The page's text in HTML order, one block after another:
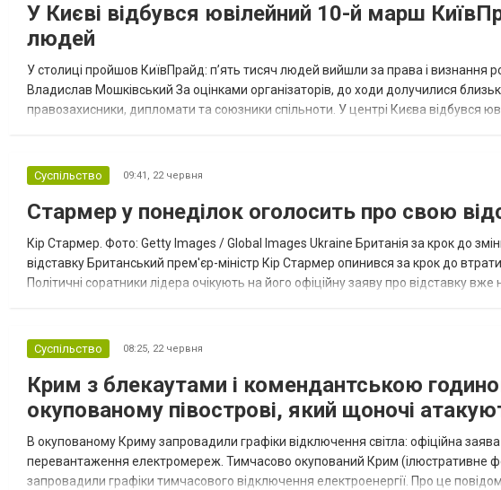
У Києві відбувся ювілейний 10-й марш
людей
У столиці пройшов КиївПрайд: п’ять тисяч людей вийшли за права і
Владислав Мошківський За оцінками організаторів, до ходи долучилися
правозахисники, дипломати та союзники спільноти. У центрі Києва відбувся
Суспільство 09:41, 22 червня
Стармер у понеділок оголосить про свою
Кір Стармер. Фото: Getty Images / Global Images Ukraine Британія за крок до
відставку Британський прем'єр-міністр Кір Стармер опинився за крок до
Політичні соратники лідера очікують на його офіційну заяву про відставку
Суспільство 08:25, 22 червня
Крим з блекаутами і комендантською
окупованому півострові, який щоночі
В окупованому Криму запровадили графіки відключення світла: офіційна
перевантаження електромереж. Тимчасово окупований Крим (ілюстративне
запровадили графіки тимчасового відключення електроенергії. Про це